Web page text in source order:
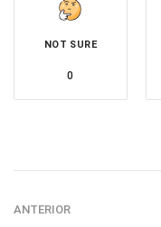
NOT SURE
0
ANTERIOR